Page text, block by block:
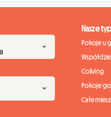
Nasze
Pokoje u
Coliving
Pokoje
Całe